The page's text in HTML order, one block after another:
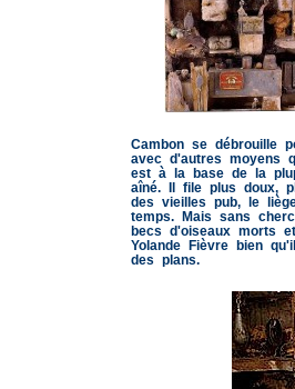
Cambon se débrouille
avec d'autres moyens
est à la base de la
aîné. Il file plus doux,
des vieilles pub, le
temps. Mais sans
becs d'oiseaux morts
Yolande Fièvre bien
des plans.